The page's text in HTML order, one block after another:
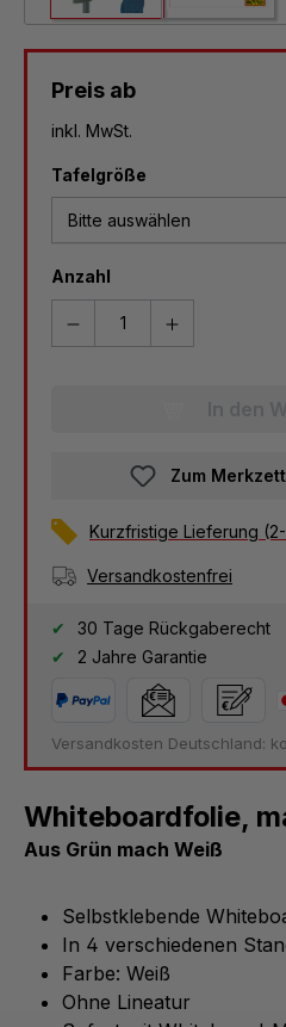
Preis ab
inkl. MwSt.
Tafelgröße
Anzahl
Zum
Kurzfristige Lieferung
Versandkostenfrei
30 Tage Rückgaberecht
2 Jahre Garantie
Versandkosten Deutschland:
Whiteboardfolie,
Aus Grün mach Weiß
Selbstklebende
In 4 verschiedenen
Farbe: Weiß
Ohne Lineatur